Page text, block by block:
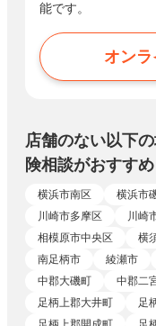
能です。
オン
店舗のない以下
険相談がおすすめ
横浜市南区 横浜市
川崎市多摩区
川崎
相模原市中央区
横
南足柄市
綾瀬市
中郡大磯町
中郡二
足柄上郡大井町
足